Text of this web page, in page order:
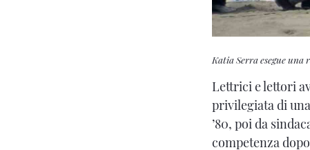
Katia Serra esegue
Lettrici e lettori
privilegiata di
’80, poi da
competenza